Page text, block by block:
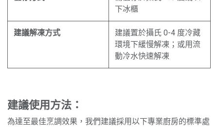
下冰櫃
建議解凍方式
建議置於攝氏 0-4 度冷藏
環境下緩慢解凍；或用流
動冷水快速解凍
建議使用方法：
為達至最佳烹調效果，我們建議採用以下專業廚房的標準處